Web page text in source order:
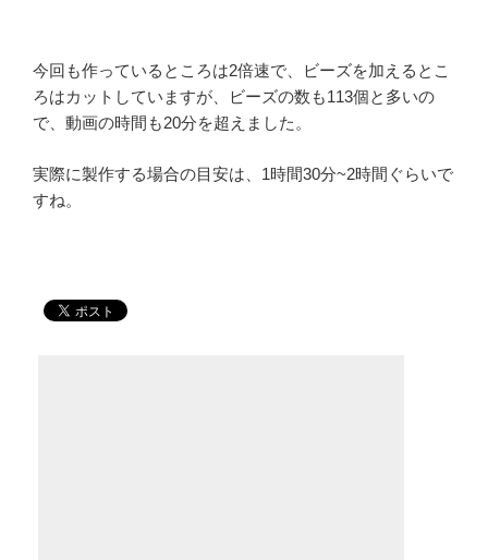
今回も作っているところは2倍速で、ビーズを加えるとこ
ろはカットしていますが、ビーズの数も113個と多いの
で、動画の時間も20分を超えました。
実際に製作する場合の目安は、1時間30分~2時間ぐらいで
すね。